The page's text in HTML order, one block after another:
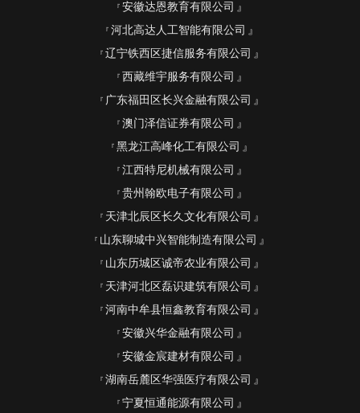
安徽达恩教育有限公司
河北高达人工智能有限公司
辽宁铁西区捷信服务有限公司
西藏维宇服务有限公司
广东福田区长兴金融有限公司
澳门泽信证券有限公司
黑龙江高峰化工有限公司
江西特尼机械有限公司
贵州翰欧电子有限公司
天津北辰区长久文化有限公司
山东聊城中兴智能制造有限公司
山东历城区诚帝农业有限公司
天津河北区磊识建筑有限公司
河南中牟县恒鑫教育有限公司
安徽兴华金融有限公司
安徽金宸建材有限公司
湖南岳麓区华强医疗有限公司
宁夏恒通能源有限公司